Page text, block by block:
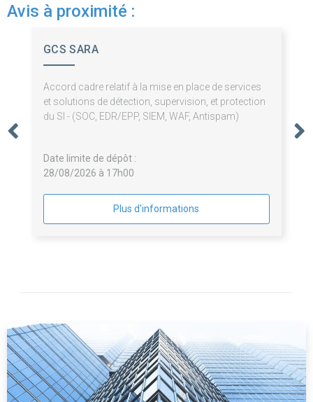
Avis à proximité :
GCS SARA
Accord cadre relatif à la mise en place de services
et solutions de détection, supervision, et protection
du SI - (SOC, EDR/EPP, SIEM, WAF, Antispam)
Date limite de dépôt :
28/08/2026 à 17h00
Plus d'informations